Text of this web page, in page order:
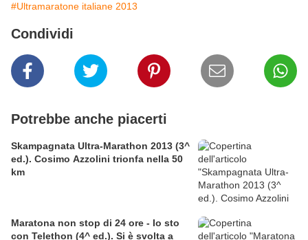
#Ultramaratone italiane 2013
Condividi
Potrebbe anche piacerti
Skampagnata Ultra-Marathon 2013 (3^
ed.). Cosimo Azzolini trionfa nella 50
km
Maratona non stop di 24 ore - Io sto
con Telethon (4^ ed.). Si è svolta a